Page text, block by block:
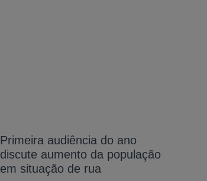
Primeira audiência do ano
discute aumento da população
em situação de rua